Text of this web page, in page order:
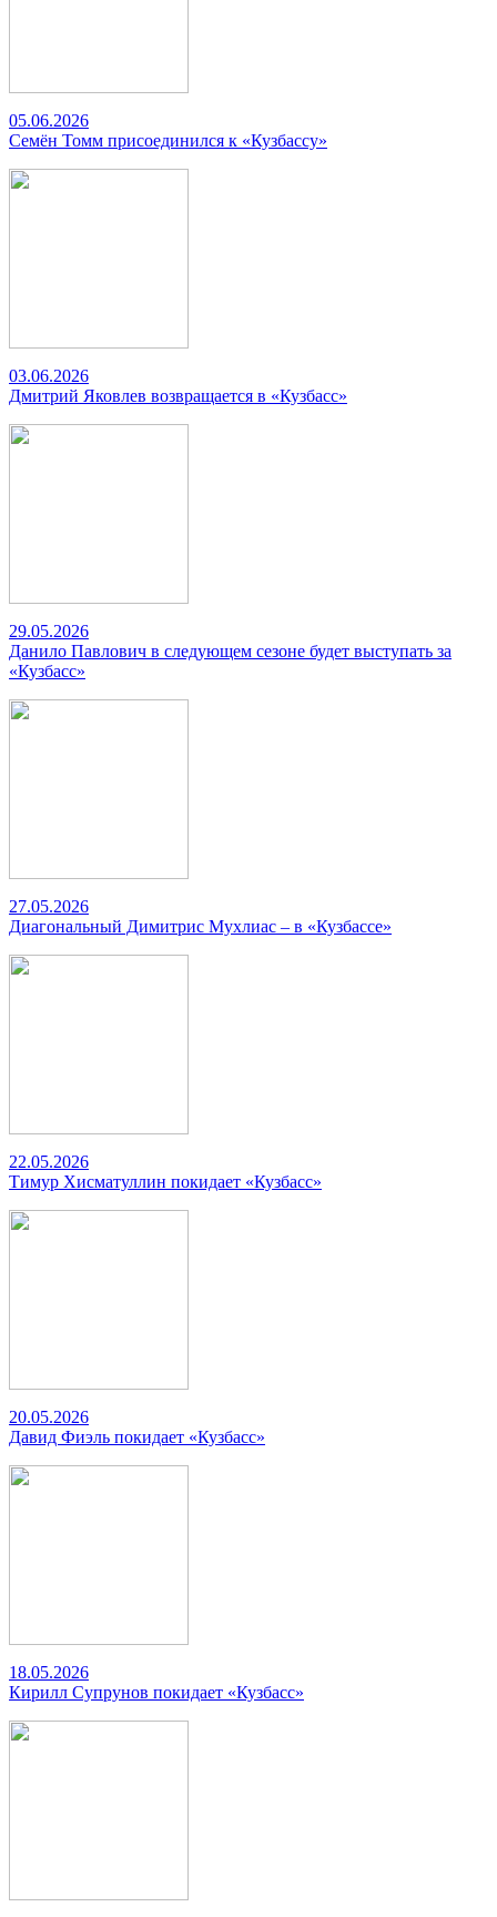
05.06.2026
Семён Томм присоединился к «Кузбассу»
03.06.2026
Дмитрий Яковлев возвращается в «Кузбасс»
29.05.2026
Данило Павлович в следующем сезоне будет выступать за
«Кузбасс»
27.05.2026
Диагональный Димитрис Мухлиас – в «Кузбассе»
22.05.2026
Тимур Хисматуллин покидает «Кузбасс»
20.05.2026
Давид Фиэль покидает «Кузбасс»
18.05.2026
Кирилл Супрунов покидает «Кузбасс»